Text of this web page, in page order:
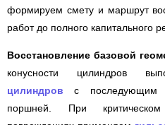
формируем смету и маршрут
работ до полного капитального
Восстановление базовой
конусности цилиндров
цилиндров с последующим
поршней. При